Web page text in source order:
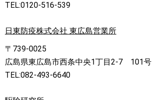
TEL:0120-516-539
日東防疫株式会社 東広島営業所
〒739-0025
広島県東広島市西条中央1丁目2-7 101号
TEL:082-493-6640